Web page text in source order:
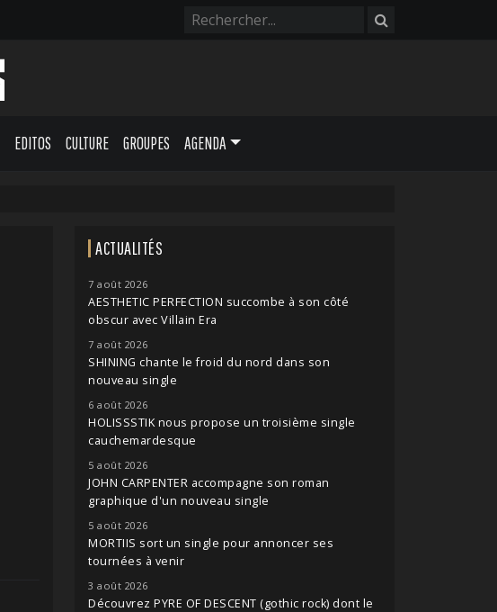
EDITOS CULTURE GROUPES AGENDA
ACTUALITÉS
7 août 2026
AESTHETIC PERFECTION succombe à son côté
obscur avec Villain Era
7 août 2026
SHINING chante le froid du nord dans son
nouveau single
6 août 2026
HOLISSSTIK nous propose un troisième single
cauchemardesque
5 août 2026
JOHN CARPENTER accompagne son roman
graphique d'un nouveau single
5 août 2026
MORTIIS sort un single pour annoncer ses
tournées à venir
3 août 2026
Découvrez PYRE OF DESCENT (gothic rock) dont le